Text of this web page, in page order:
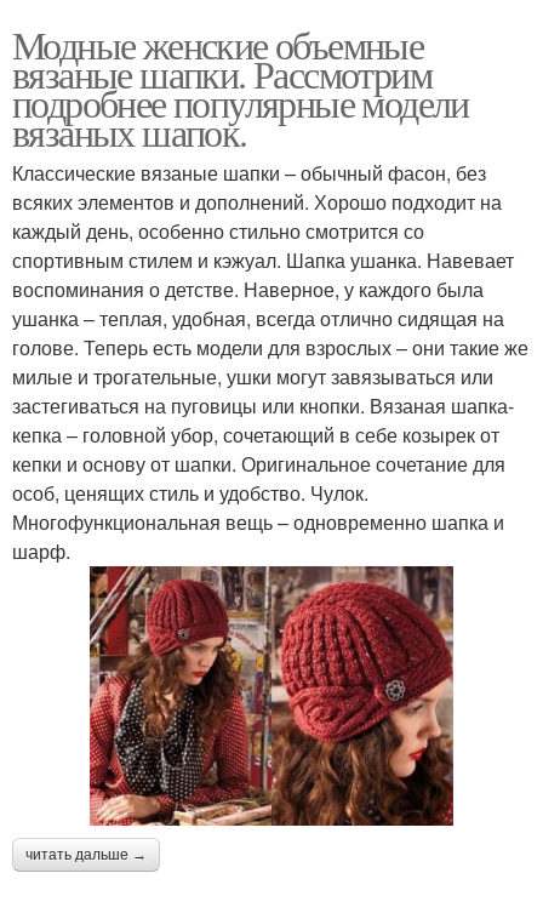
Модные женские объемные
вязаные шапки. Рассмотрим
подробнее популярные модели
вязаных шапок.
Классические вязаные шапки – обычный фасон, без
всяких элементов и дополнений. Хорошо подходит на
каждый день, особенно стильно смотрится со
спортивным стилем и кэжуал. Шапка ушанка. Навевает
воспоминания о детстве. Наверное, у каждого была
ушанка – теплая, удобная, всегда отлично сидящая на
голове. Теперь есть модели для взрослых – они такие же
милые и трогательные, ушки могут завязываться или
застегиваться на пуговицы или кнопки. Вязаная шапка-
кепка – головной убор, сочетающий в себе козырек от
кепки и основу от шапки. Оригинальное сочетание для
особ, ценящих стиль и удобство. Чулок.
Многофункциональная вещь – одновременно шапка и
шарф.
читать дальше →